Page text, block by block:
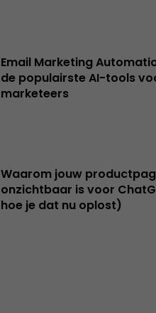
Email Marketing
de populairste AI-tools
marketeers
Waarom jouw
onzichtbaar is voor
hoe je dat nu oplost)